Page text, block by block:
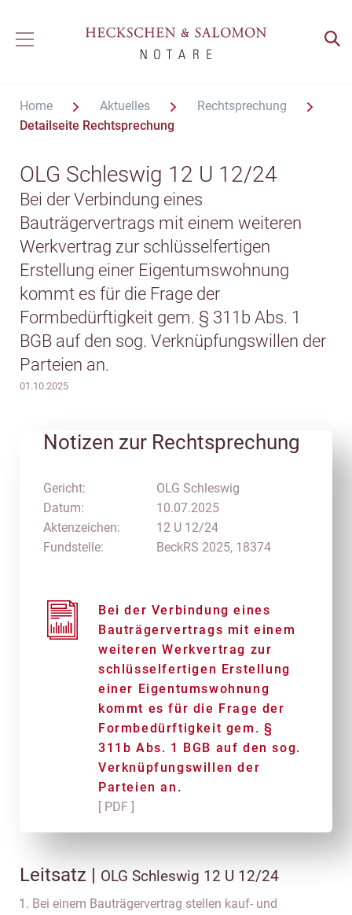
Home Aktuelles
Rechtsprechung
Detailseite Rechtsprechung
OLG Schleswig 12 U 12/24
Bei der Verbindung eines
Bauträgervertrags mit einem weiteren
Werkvertrag zur schlüsselfertigen
Erstellung einer Eigentumswohnung
kommt es für die Frage der
Formbedürftigkeit gem. § 311b Abs. 1
BGB auf den sog. Verknüpfungswillen der
Parteien an.
01.10.2025
Notizen zur Rechtsprechung
Gericht:
Datum:
Aktenzeichen:
Fundstelle:
OLG Schleswig
10.07.2025
12 U 12/24
BeckRS 2025, 18374
Bei der Verbindung eines
Bauträgervertrags mit einem
weiteren Werkvertrag zur
schlüsselfertigen Erstellung
einer Eigentumswohnung
kommt es für die Frage der
Formbedürftigkeit gem. §
311b Abs. 1 BGB auf den sog.
Verknüpfungswillen der
Parteien an.
[ PDF ]
Leitsatz | OLG Schleswig 12 U 12/24
Bei einem Bauträgervertrag stellen kauf- und